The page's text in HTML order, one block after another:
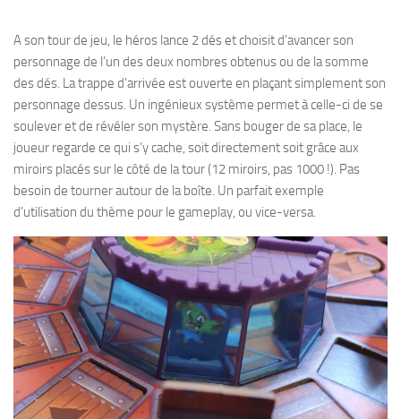
A son tour de jeu, le héros lance 2 dés et choisit d’avancer son
personnage de l’un des deux nombres obtenus ou de la somme
des dés. La trappe d’arrivée est ouverte en plaçant simplement son
personnage dessus. Un ingénieux système permet à celle-ci de se
soulever et de révéler son mystère. Sans bouger de sa place, le
joueur regarde ce qui s’y cache, soit directement soit grâce aux
miroirs placés sur le côté de la tour (12 miroirs, pas 1000 !). Pas
besoin de tourner autour de la boîte. Un parfait exemple
d’utilisation du thème pour le gameplay, ou vice-versa.